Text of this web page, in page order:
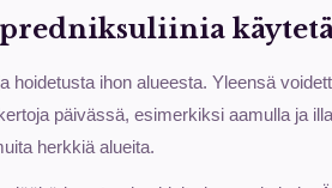
hoidetusta ihon alueesta. Yleensä
päivässä, esimerkiksi aamulla ja
herkkiä alueita.